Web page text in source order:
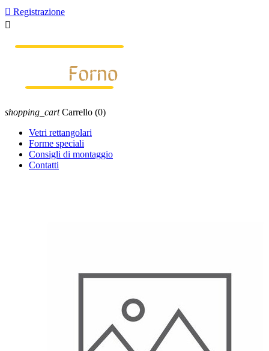
 Registrazione

shopping_cart Carrello (0)
Vetri rettangolari
Forme speciali
Consigli di montaggio
Contatti